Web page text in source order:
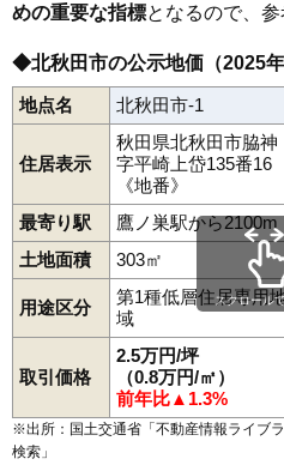
めの重要な指標となるので、参
◆北秋田市の公示地価（2025年
地点名 北秋田市-1
住居表示
秋田県北秋田市脇神
字平崎上岱135番16
《地番》
最寄り駅
鷹ノ巣駅から2100m
土地面積
303㎡
用途区分
第1種低層住居専用
域
取引価格
2.5万円/坪
（0.8万円/㎡）
前年比▲1.3%
スクロール
※出所：国土交通省「不動産情報ライブ
検索 」